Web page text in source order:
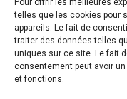
Pour offrir les meilleures
telles que les cookies pour
appareils. Le fait de
traiter des données telles
uniques sur ce site. Le fait
consentement peut avoir
et fonctions.
📠 Conditions
🧭Politique de
🧩Politique de